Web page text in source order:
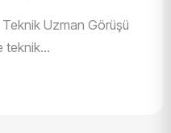
Teknik Uzman Görüşü
teknik...